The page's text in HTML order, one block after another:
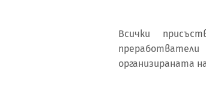
Всички
организираната